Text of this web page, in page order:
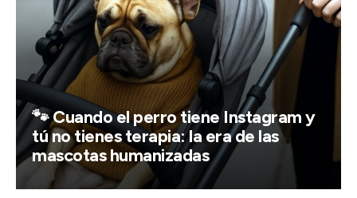
🐾 Cuando el perro tiene Instagram y
tú no tienes terapia: la era de las
mascotas humanizadas